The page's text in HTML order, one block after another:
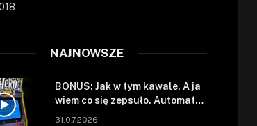
NAJNOWSZE
BONUS: Jak w tym kawale. A ja
wiem co się zepsuło. Automat
się zepsuł.
31.07.2026